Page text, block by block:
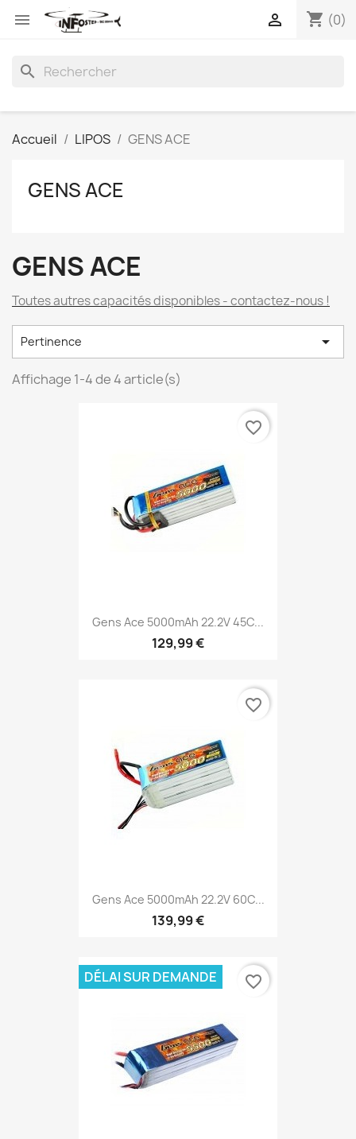
 shopping_cart (0)

search
Accueil LIPOS GENS ACE
GENS ACE
GENS ACE
Toutes autres capacités disponibles - contactez-nous !
Pertinence 
Affichage 1-4 de 4 article(s)
Gens Ace 5000mAh 22.2V 45C...
129,99 €
favorite_border
Gens Ace 5000mAh 22.2V 60C...
139,99 €
favorite_border
DÉLAI SUR DEMANDE favorite_border